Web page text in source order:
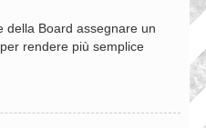
della Board assegnare un
rendere più semplice